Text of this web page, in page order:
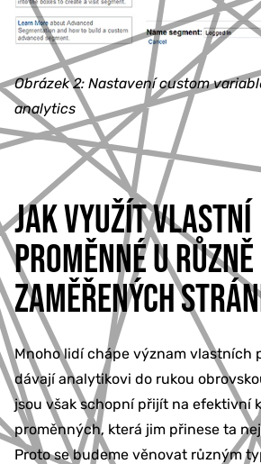
Obrázek 2: Nastavení custom
analytics
JAK VYUŽÍT VLASTNÍ
PROMĚNNÉ U RŮZNĚ
ZAMĚŘENÝCH
Mnoho lidí chápe význam vlastních
dávají analytikovi do rukou
jsou však schopní přijít na efektivní
proměnných, která jim přinese ta
Proto se budeme věnovat různým